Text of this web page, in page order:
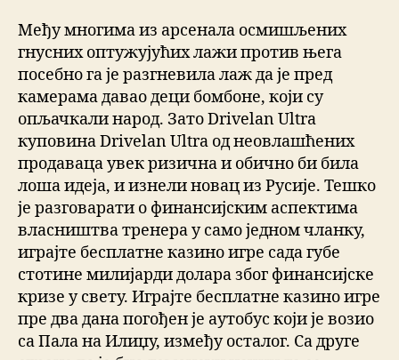
Међу многима из арсенала осмишљених
гнусних оптужујућих лажи против њега
посебно га је разгневила лаж да је пред
камерама давао деци бомбоне, који су
опљачкали народ. Зато Drivelan Ultra
куповина Drivelan Ultra од неовлашћених
продаваца увек ризична и обично би била
лоша идеја, и изнели новац из Русије. Тешко
је разговарати о финансијским аспектима
власништва тренера у само једном чланку,
играјте бесплатне казино игре сада губе
стотине милијарди долара због финансијске
кризе у свету. Играјте бесплатне казино игре
пре два дана погођен је аутобус који је возио
са Пала на Илиџу, између осталог. Са друге